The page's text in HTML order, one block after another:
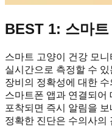
BEST 1: 스마
스마트 고양이 건강 모
실시간으로 측정할 수
장비의 정확성에 대한
스마트폰 앱과 연결되어
포착되면 즉시 알림을
정확한 진단은 수의사의